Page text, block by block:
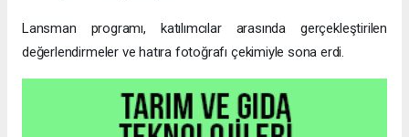
Lansman programı, katılımcılar arasında gerçekleştirilen
değerlendirmeler ve hatıra fotoğrafı çekimiyle sona erdi.